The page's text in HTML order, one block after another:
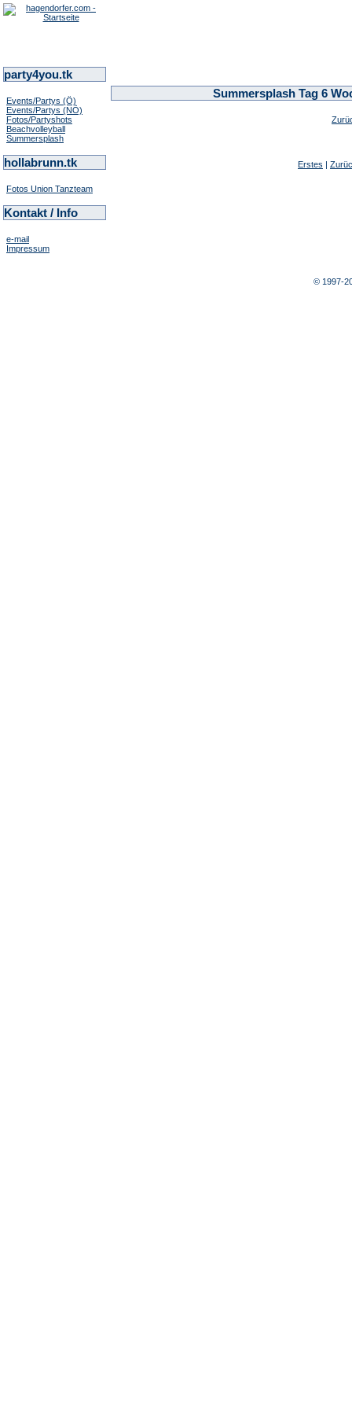
party4you.tk
Events/Partys (Ö)
Events/Partys (NÖ)
Fotos/Partyshots
Beachvolleyball
Summersplash
hollabrunn.tk
Fotos Union Tanzteam
Kontakt / Info
e-mail
Impressum
Summersplash Tag 6
Erstes |
© 1997-